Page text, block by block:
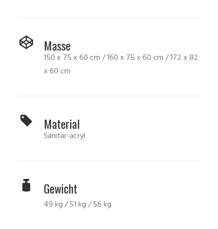
Masse
150 x 75 x 60 cm / 160 x 75 x 60 cm / 172 x 82
x 60 cm
Material
Sanitär-acryl
Gewicht
49 kg / 51 kg / 56 kg